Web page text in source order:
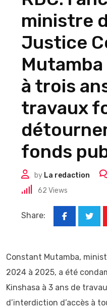
ministre
Justice
à trois
travaux
fonds
by La redaction
62 Views
Share:
Constant Mutamba,
2024 à 2025, a été
Kinshasa à 3 ans de
d’interdiction d’accès à